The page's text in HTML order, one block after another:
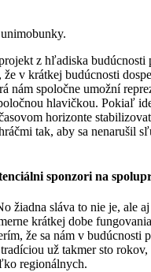
z hľadiska budúcnosti
že v krátkej budúcnosti
nám spoločne umožní
hlavičkou. Pokiaľ
horizonte
tak, aby sa nenarušil
sponzori na
žiadna sláva to nie je, ale
krátkej dobe
že sa nám v budúcnosti
už takmer sto rokov,
regionálnych.